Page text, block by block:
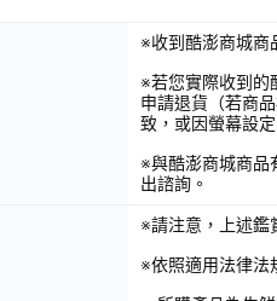
※收到酷澎商城商
※若您實際收到的
申請退貨（若商
致，或因螢幕設
※與酷澎商城商品
出諮詢。
※請注意，上述鑑
※依照適用法律法